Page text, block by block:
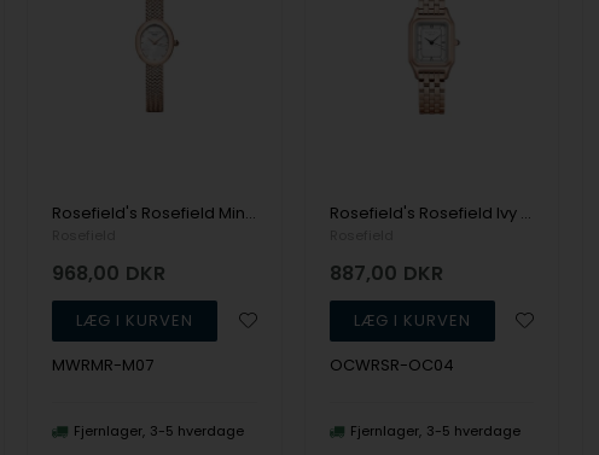
Rosefield's Rosefield Mini's MWRMR-M07
968,00 DKR
MWRMR-M07
Fjernlager 3-5 hverdage
Rosefield's Rosefield Ivy OCWRSR-OC04
887,00 DKR
OCWRSR-OC04
Fjernlager 3-5 hverdage